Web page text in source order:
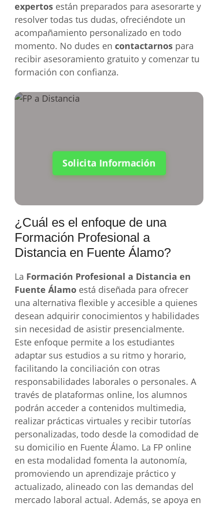
expertos están preparados para asesorarte y
resolver todas tus dudas, ofreciéndote un
acompañamiento personalizado en todo
momento. No dudes en contactarnos para
recibir asesoramiento gratuito y comenzar tu
formación con confianza.
Solicita Información
¿Cuál es el enfoque de una
Formación Profesional a
Distancia en Fuente Álamo?
La Formación Profesional a Distancia en
Fuente Álamo está diseñada para ofrecer
una alternativa flexible y accesible a quienes
desean adquirir conocimientos y habilidades
sin necesidad de asistir presencialmente.
Este enfoque permite a los estudiantes
adaptar sus estudios a su ritmo y horario,
facilitando la conciliación con otras
responsabilidades laborales o personales. A
través de plataformas online, los alumnos
podrán acceder a contenidos multimedia,
realizar prácticas virtuales y recibir tutorías
personalizadas, todo desde la comodidad de
su domicilio en Fuente Álamo. La FP online
en esta modalidad fomenta la autonomía,
promoviendo un aprendizaje práctico y
actualizado, alineado con las demandas del
mercado laboral actual. Además, se apoya en